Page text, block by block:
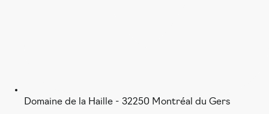
Domaine de la Haille - 32250 Montréal du Gers